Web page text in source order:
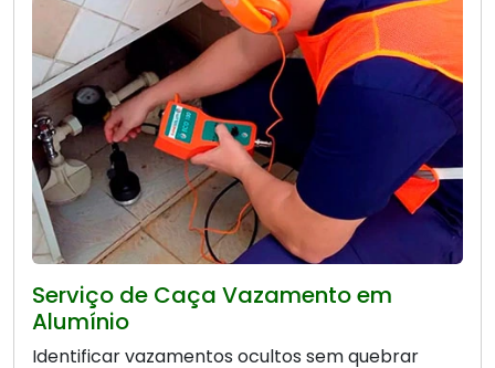
Serviço de Caça Vazamento em
Alumínio
Identificar vazamentos ocultos sem quebrar